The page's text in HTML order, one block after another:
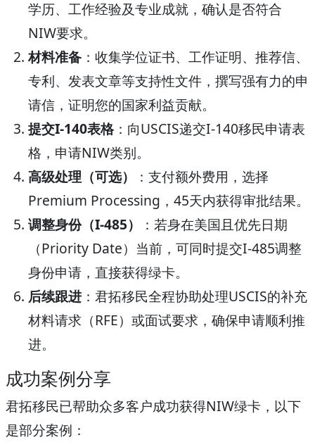
学历、工作经验及专业成就，确认是否符合
NIW要求。
材料准备 ：收集学位证书、工作证明、推荐信、
专利、发表文章等支持性文件，撰写强有力的申
请信，证明您的国家利益贡献。
提交I-140表格：向USCIS递交I-140移民申请表
格，申请NIW类别。
高级处理（可选）
：支付额外费用，选择
Premium Processing，45天内获得审批结果。
调整身份（I-485）
：若身在美国且优先日期
（Priority Date）当前，可同时提交I-485调整
身份申请，直接获得绿卡。
后续跟进 ：君拓移民全程协助处理USCIS的补充
材料请求（RFE）或面试要求，确保申请顺利推
进。
成功案例分享
君拓移民已帮助众多客户成功获得NIW绿卡，以下
是部分案例：